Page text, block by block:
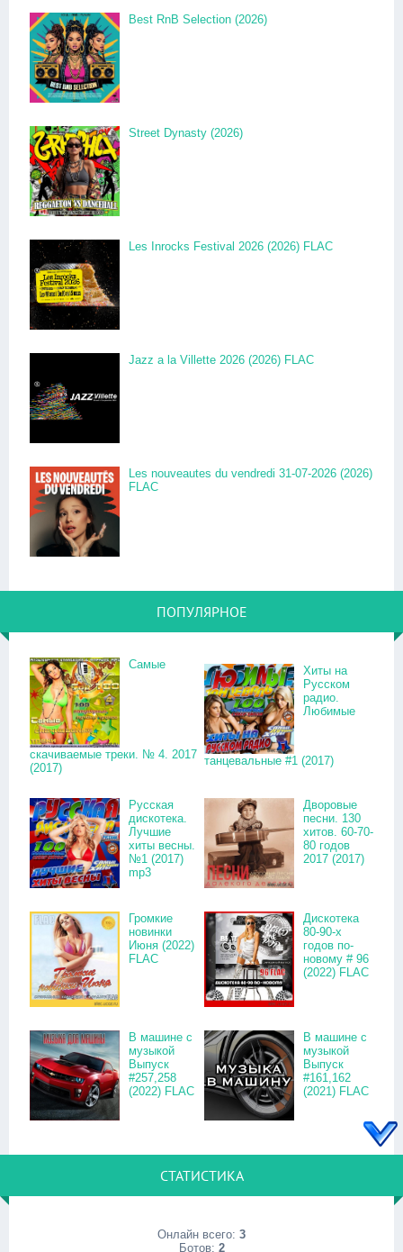
Best RnB Selection (2026)
Street Dynasty (2026)
Les Inrocks Festival 2026 (2026) FLAC
Jazz a la Villette 2026 (2026) FLAC
Les nouveautes du vendredi 31-07-2026 (2026)
FLAC
ПОПУЛЯРНОЕ
Самые
скачиваемые треки. № 4. 2017
(2017)
Хиты на
Русском
радио.
Любимые
танцевальные #1 (2017)
Русская
дискотека.
Лучшие
хиты весны.
№1 (2017)
mp3
Дворовые
песни. 130
хитов. 60-70-
80 годов
2017 (2017)
Громкие
новинки
Июня (2022)
FLAC
Дискотека
80-90-х
годов по-
новому # 96
(2022) FLAC
В машине с
музыкой
Выпуск
#257,258
(2022) FLAC
В машине с
музыкой
Выпуск
#161,162
(2021) FLAC
СТАТИСТИКА
Онлайн всего: 3
Ботов: 2